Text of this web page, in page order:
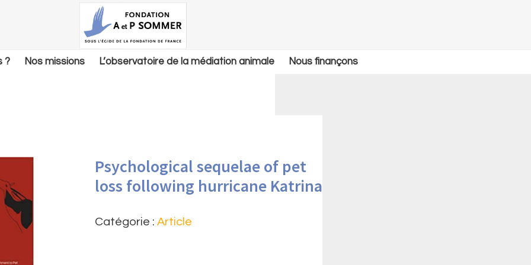
? Nos missions L’observatoire de la médiation animale Nous finançons
Psychological sequelae of pet
loss following hurricane Katrina
Catégorie : Article